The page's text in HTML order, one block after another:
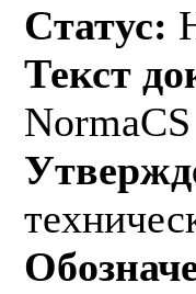
Статус:
Текст
NormaCS